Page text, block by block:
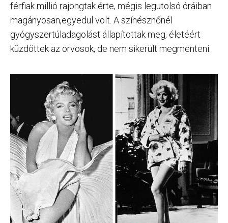
férfiak millió rajongtak érte, mégis legutolsó óráiban
magányosan,egyedül volt. A színésznőnél
gyógyszertúladagolást állapítottak meg, életéért
küzdöttek az orvosok, de nem sikerült megmenteni.